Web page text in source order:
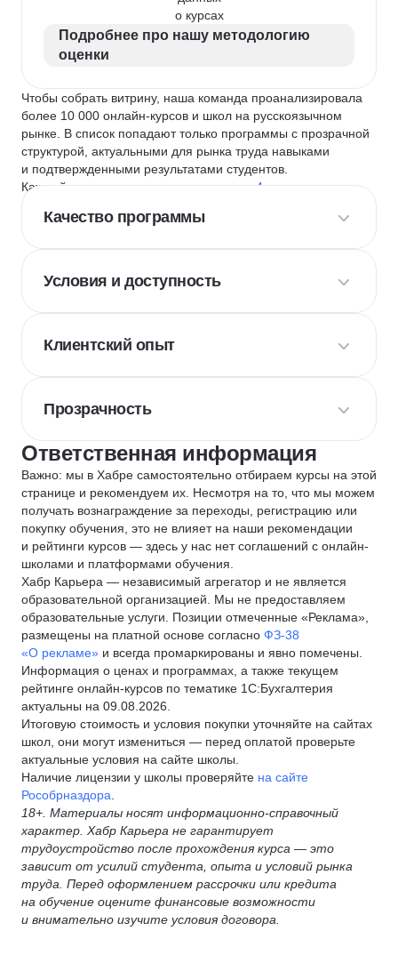
о курсах
Подробнее про нашу методологию
оценки
Чтобы собрать витрину, наша команда проанализировала
более 10 000 онлайн-курсов и школ на русскоязычном
рынке. В список попадают только программы с прозрачной
структурой, актуальными для рынка труда навыками
и подтвержденными результатами студентов.
Каждый курс и школу мы оцениваем по
4 критериям
Качество программы
Условия и доступность
Клиентский опыт
Прозрачность
Ответственная информация
Важно: мы в Хабре самостоятельно отбираем курсы на этой
странице и рекомендуем их. Несмотря на то, что мы можем
получать вознаграждение за переходы, регистрацию или
покупку обучения, это не влияет на наши рекомендации
и рейтинги курсов — здесь у нас нет соглашений с онлайн-
школами и платформами обучения.
Хабр Карьера — независимый агрегатор и не является
образовательной организацией. Мы не предоставляем
образовательные услуги. Позиции отмеченные «Реклама»,
размещены на платной основе согласно ФЗ-38
«О рекламе» и всегда промаркированы и явно помечены.
Информация о ценах и программах, а также текущем
рейтинге онлайн-курсов по тематике 1С:Бухгалтерия
актуальны на 09.08.2026.
Итоговую стоимость и условия покупки уточняйте на сайтах
школ, они могут измениться — перед оплатой проверьте
актуальные условия на сайте школы.
Наличие лицензии у школы проверяйте на сайте
Рособрназдора
18+. Материалы носят информационно-справочный
характер. Хабр Карьера не гарантирует
трудоустройство после прохождения курса — это
зависит от усилий студента, опыта и условий рынка
труда. Перед оформлением рассрочки или кредита
на обучение оцените финансовые возможности
и внимательно изучите условия договора.